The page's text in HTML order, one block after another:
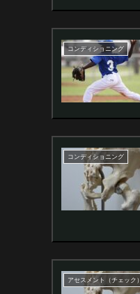
コンディショニング
コンディショニング
アセスメント（チェック）